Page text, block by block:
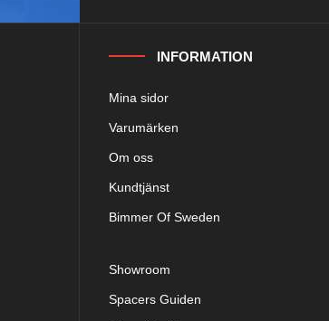
INFORMATION
Mina sidor
Varumärken
Om oss
Kundtjänst
Bimmer Of Sweden
Showroom
Spacers Guiden